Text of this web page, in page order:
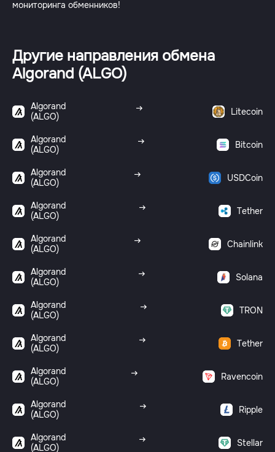
Другие направления обмена
Algorand (ALGO)
Algorand
(ALGO)
Litecoin
Algorand
(ALGO)
Bitcoin
Algorand
(ALGO)
USDCoin
Algorand
(ALGO)
Tether
Algorand
(ALGO)
Chainlink
Algorand
(ALGO)
Solana
Algorand
(ALGO)
TRON
Algorand
(ALGO)
Tether
Algorand
(ALGO)
Ravencoin
Algorand
(ALGO)
Ripple
Algorand
(ALGO)
Stellar